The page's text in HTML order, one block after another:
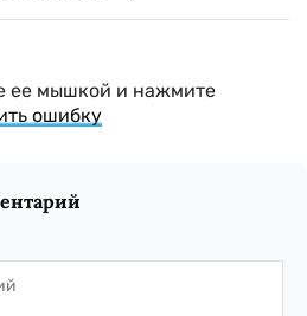
ее мышкой и нажмите
ошибку